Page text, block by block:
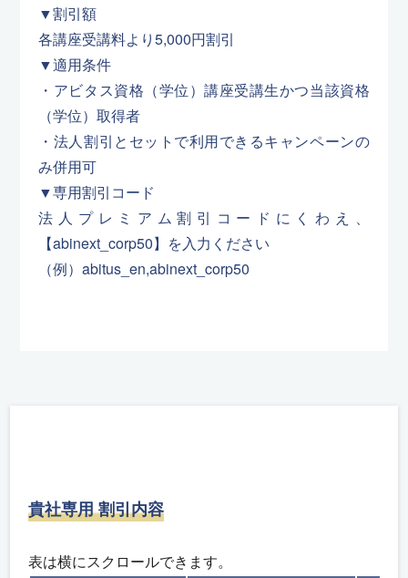
▼割引額
各講座受講料より5,000円割引
▼適用条件
・アビタス資格（学位）講座受講生かつ当該資格
（学位）取得者
・法人割引とセットで利用できるキャンペーンの
み併用可
▼専用割引コード
法人プレミアム割引コードにくわえ、
【abinext_corp50】を入力ください
（例）abitus_en,abinext_corp50
貴社専用 割引内容
表は横にスクロールできます。